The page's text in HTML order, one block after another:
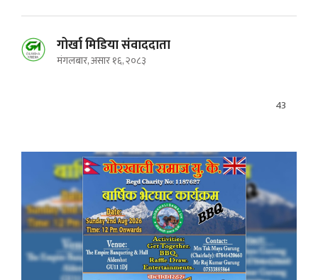
गोर्खा मिडिया संवाददाता
मंगलबार, असार १६, २०८३
43